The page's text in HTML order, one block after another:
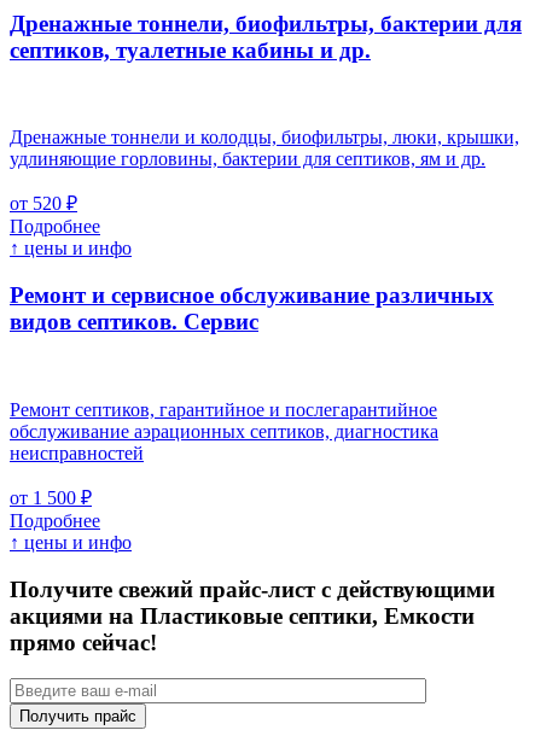
Дренажные тоннели, биофильтры, бактерии для
септиков, туалетные кабины и др.
Дренажные тоннели и колодцы, биофильтры, люки, крышки,
удлиняющие горловины, бактерии для септиков, ям и др.
от 520 ₽
Подробнее
↑ цены и инфо
Ремонт и сервисное обслуживание различных
видов септиков. Сервис
Ремонт септиков, гарантийное и послегарантийное
обслуживание аэрационных септиков, диагностика
неисправностей
от 1 500 ₽
Подробнее
↑ цены и инфо
Получите свежий прайс-лист с действующими
акциями на Пластиковые септики, Емкости
прямо сейчас!